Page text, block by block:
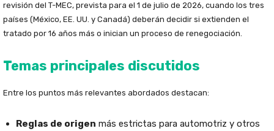
revisión del T-MEC, prevista para el 1 de julio de 2026, cuando los tres
países (México, EE. UU. y Canadá) deberán decidir si extienden el
tratado por 16 años más o inician un proceso de renegociación.
Temas principales discutidos
Entre los puntos más relevantes abordados destacan:
Reglas de origen más estrictas para automotriz y otros